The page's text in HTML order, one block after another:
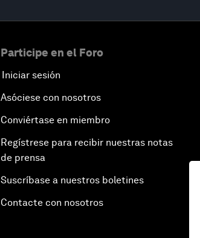
Participe en el Foro
Iniciar sesión
Asóciese con nosotros
Conviértase en miembro
Regístrese para recibir nuestras notas
de prensa
Suscríbase a nuestros boletines
Contacte con nosotros